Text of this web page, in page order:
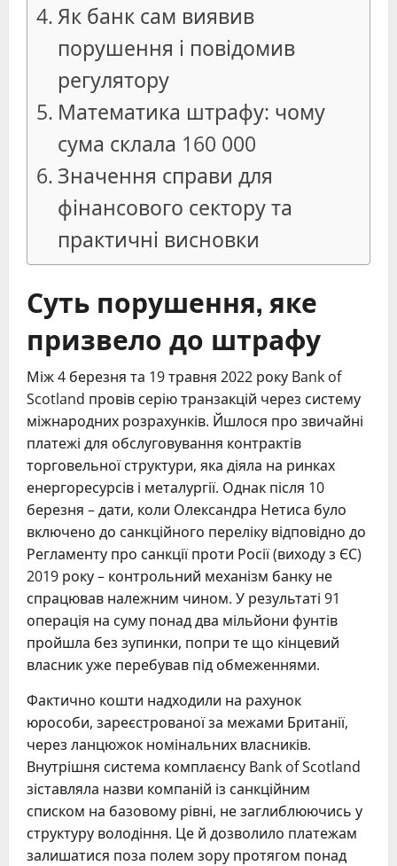
Як банк сам виявив
порушення і повідомив
регулятору
Математика штрафу: чому
сума склала 160 000
Значення справи для
фінансового сектору та
практичні висновки
Суть порушення, яке
призвело до штрафу
Між 4 березня та 19 травня 2022 року Bank of
Scotland провів серію транзакцій через систему
міжнародних розрахунків. Йшлося про звичайні
платежі для обслуговування контрактів
торговельної структури, яка діяла на ринках
енергоресурсів і металургії. Однак після 10
березня – дати, коли Олександра Нетиса було
включено до санкційного переліку відповідно до
Регламенту про санкції проти Росії (виходу з ЄС)
2019 року – контрольний механізм банку не
спрацював належним чином. У результаті 91
операція на суму понад два мільйони фунтів
пройшла без зупинки, попри те що кінцевий
власник уже перебував під обмеженнями.
Фактично кошти надходили на рахунок
юрособи, зареєстрованої за межами Британії,
через ланцюжок номінальних власників.
Внутрішня система комплаєнсу Bank of Scotland
зіставляла назви компаній із санкційним
списком на базовому рівні, не заглиблюючись у
структуру володіння. Це й дозволило платежам
залишатися поза полем зору протягом понад